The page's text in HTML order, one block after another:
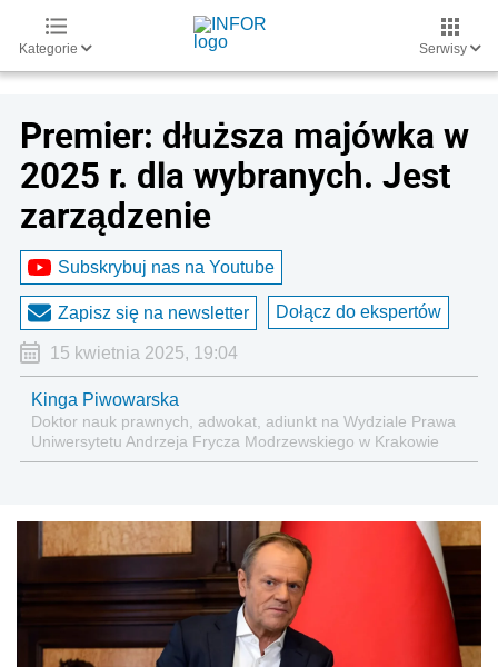
Kategorie Serwisy
Premier: dłuższa majówka w
2025 r. dla wybranych. Jest
zarządzenie
Subskrybuj nas na Youtube
Zapisz się na newsletter Dołącz do ekspertów
15 kwietnia 2025, 19:04
Kinga Piwowarska
Doktor nauk prawnych, adwokat, adiunkt na Wydziale Prawa
Uniwersytetu Andrzeja Frycza Modrzewskiego w Krakowie
oraz Rzecznik Akademicki ds. równego traktowania i
administracyjnoprawnych aspektach związanych z pracą i
pomocą socjalną.